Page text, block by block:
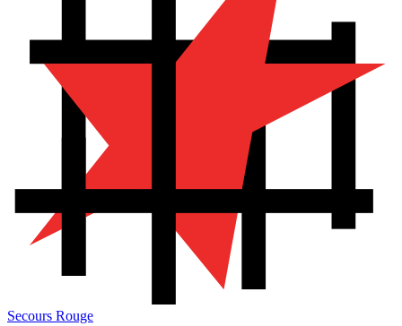
Secours Rouge